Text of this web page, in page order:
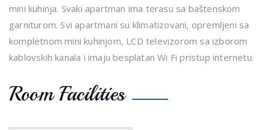
mini kuhinja. Svaki apartman ima terasu sa baštenskom
garniturom. Svi apartmani su klimatizovani, opremljeni sa
kompletnom mini kuhinjom, LCD televizorom sa izborom
kablovskih kanala i imaju besplatan Wi Fi pristup internetu.
Room Facilities